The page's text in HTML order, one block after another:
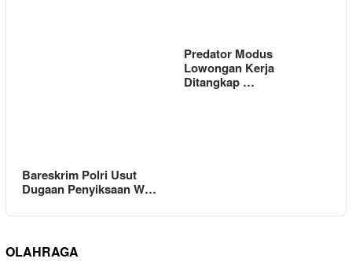
Bareskrim Polri Usut
Dugaan Penyiksaan W…
Predator Modus
Lowongan Kerja
Ditangkap …
OLAHRAGA